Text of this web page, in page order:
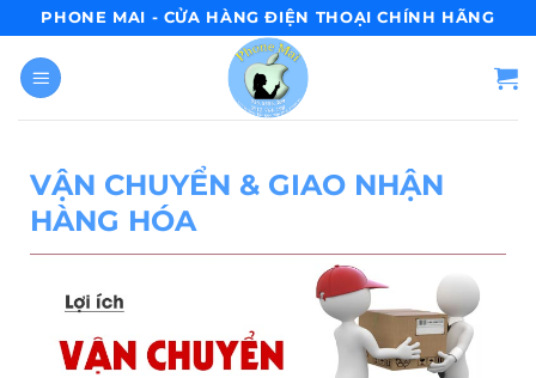
PHONE MAI - CỬA HÀNG ĐIỆN THOẠI CHÍNH HÃNG
VẬN CHUYỂN & GIAO NHẬN
HÀNG HÓA